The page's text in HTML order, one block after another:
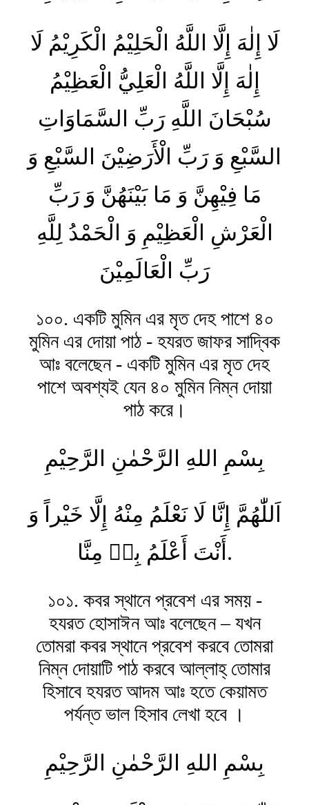
لَا إِلٰهَ إِلَّا اللَّهُ الْحَلِيْمُ الْكَرِيْمُ لَا
إِلٰهَ إِلَّا اللَّهُ الْعَلِيُّ الْعَظِيْمُ
سُبْحَانَ اللَّهِ رَبِّ السَّمَاوَاتِ
السَّبْعِ وَ رَبِّ الْأَرَضِيْنَ السَّبْعِ وَ
مَا فِيْهِنَّ وَ مَا بَيْنَهُنَّ وَ رَبِّ
الْعَرْشِ الْعَظِيْمِ وَ الْحَمْدُ لِلَّهِ
رَبِّ الْعَالَمِيْنَ
১০০. একটি মুমিন এর মৃত দেহ পাশে ৪০
মুমিন এর দোয়া পাঠ - হযরত জাফর সাদ্বিক
আঃ বলেছেন - একটি মুমিন এর মৃত দেহ
পাশে অবশ্যই যেন ৪০ মুমিন নিম্ন দোয়া
পাঠ করে।
بِسْمِ اللهِ الرَّحْمٰنِ الرَّحِیْمِ
اَللّٰهُمَّ إِنَّا لَا نَعْلَمُ مِنْهُ إِلَّا خَيْراً وَ
أَنْتَ أَعْلَمُ بِهٖ مِنَّا.
১০১. কবর স্থানে প্রবেশ এর সময় -
হযরত হোসাঈন আঃ বলেছেন – যখন
তোমরা কবর স্থানে প্রবেশ করবে তোমরা
নিম্ন দোয়াটি পাঠ করবে আল্লাহ্ তোমার
হিসাবে হযরত আদম আঃ হতে কেয়ামত
পর্যন্ত ভাল হিসাব লেখা হবে ।
بِسْمِ اللهِ الرَّحْمٰنِ الرَّحِیْمِ